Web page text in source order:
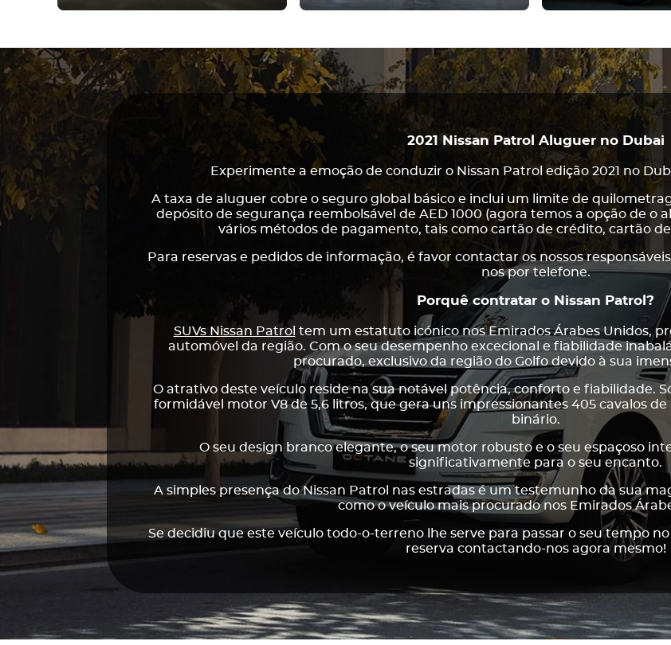
2021 Nissan Patrol Aluguer no Dubai
Experimente a emoção de conduzir o Nissan Patrol edição 2021 no
A taxa de aluguer cobre o seguro global básico e inclui um limite de
depósito de segurança reembolsável de AED 1000 (agora temos a opção de o
vários métodos de pagamento, tais como cartão de crédito, cartão
Para reservas e pedidos de informação, é favor contactar os nossos
nos por telefone.
Porquê contratar o Nissan Patrol?
SUVs Nissan Patrol tem um estatuto icónico nos Emirados Árabes Unidos,
automóvel da região. Com o seu desempenho excecional e fiabilidade
procurado, exclusivo da região do Golfo devido à sua
O atrativo deste veículo reside na sua notável potência, conforto e fiabilidade.
formidável motor V8 de 5,6 litros, que gera uns impressionantes 405 cavalos
binário.
O seu design branco elegante, o seu motor robusto e o seu espaçoso
significativamente para o seu encanto.
A simples presença do Nissan Patrol nas estradas é um testemunho da sua
como o veículo mais procurado nos Emirados
Se decidiu que este veículo todo-o-terreno lhe serve para passar o seu tempo
reserva contactando-nos agora mesmo!